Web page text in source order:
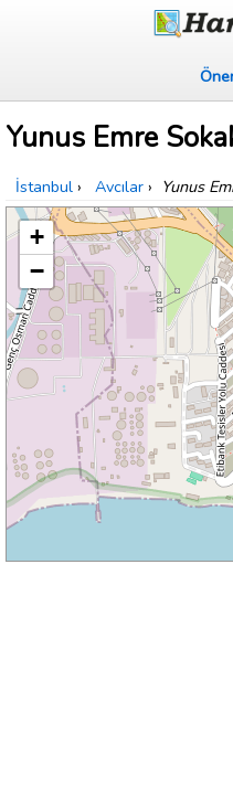
Yunus Emre
İstanbul › Avcılar › Yunus
+
−